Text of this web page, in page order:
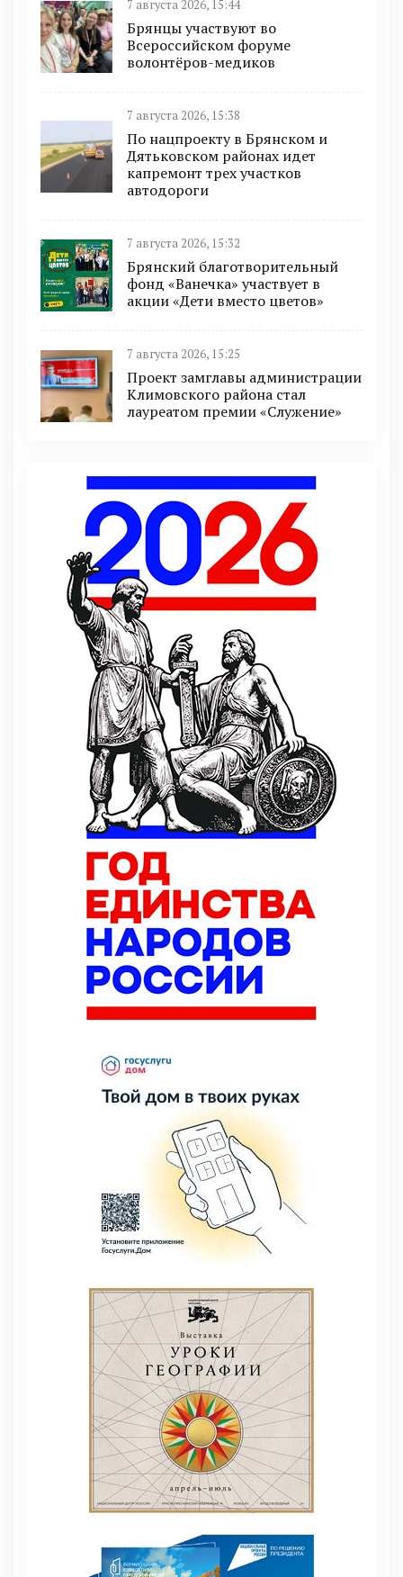
7 августа 2026, 15:44
Брянцы участвуют во
Всероссийском форуме
волонтёров-медиков
7 августа 2026, 15:38
По нацпроекту в Брянском и
Дятьковском районах идет
капремонт трех участков
автодороги
7 августа 2026, 15:32
Брянский благотворительный
фонд «Ванечка» участвует в
акции «Дети вместо цветов»
7 августа 2026, 15:25
Проект замглавы администрации
Климовского района стал
лауреатом премии «Служение»